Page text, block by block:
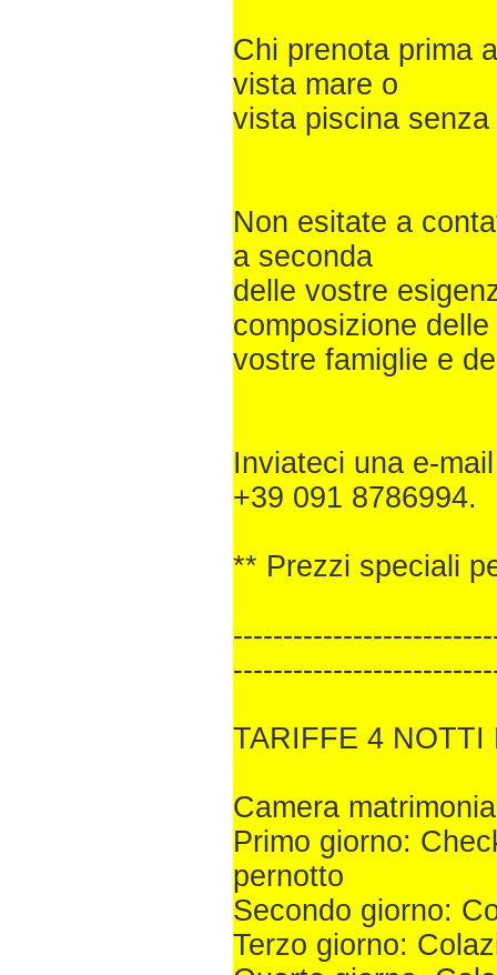
Chi prenota prima
vista mare o
vista piscina
Non esitate a
a seconda
delle vostre
composizione delle
vostre famiglie e
Inviateci una e-
+39 091 8786994.
** Prezzi speciali
TARIFFE 4 NOTTI
Camera
Primo giorno:
pernotto
Secondo giorno:
Terzo giorno: